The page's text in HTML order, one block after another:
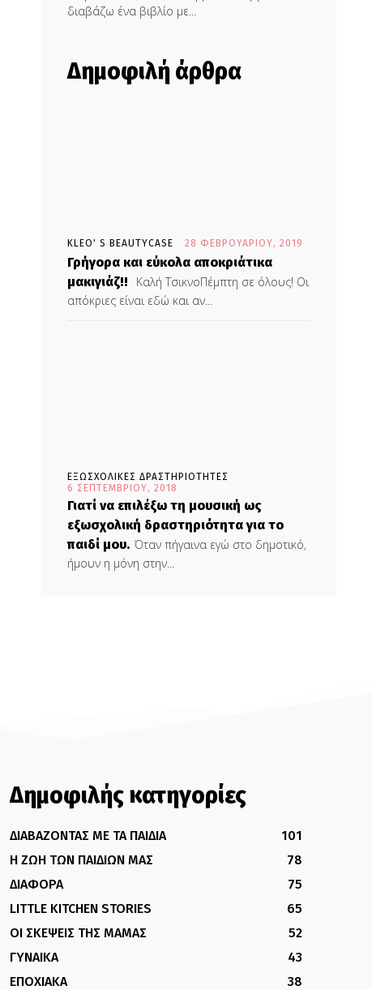
διαβάζω ένα βιβλίο με...
Δημοφιλή άρθρα
KLEO' S BEAUTYCASE 28 ΦΕΒΡΟΥΑΡΊΟΥ, 2019
Γρήγορα και εύκολα αποκριάτικα
μακιγιάζ!!
Καλή ΤσικνοΠέμπτη σε όλους! Οι
απόκριες είναι εδώ και αν...
ΕΞΩΣΧΟΛΙΚΕΣ ΔΡΑΣΤΗΡΙΟΤΗΤΕΣ
6 ΣΕΠΤΕΜΒΡΊΟΥ, 2018
Γιατί να επιλέξω τη μουσική ως
εξωσχολική δραστηριότητα για το
παιδί μου. Όταν πήγαινα εγώ στο δημοτικό,
ήμουν η μόνη στην...
Δημοφιλής κατηγορίες
ΔΙΑΒΑΖΟΝΤΑΣ ΜΕ ΤΑ ΠΑΙΔΙΑ
101
Η ΖΩΗ ΤΩΝ ΠΑΙΔΙΩΝ ΜΑΣ
78
ΔΙΑΦΟΡΑ
75
LITTLE KITCHEN STORIES
65
ΟΙ ΣΚΕΨΕΙΣ ΤΗΣ ΜΑΜΑΣ
52
ΓΥΝΑΙΚΑ
43
ΕΠΟΧΙΑΚΑ
38